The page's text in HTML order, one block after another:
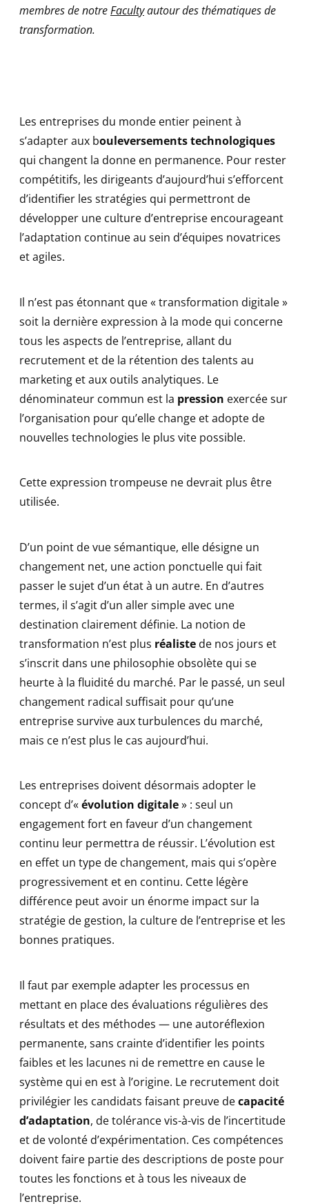
membres de notreFacultyautour des thématiques de
transformation.
Les entreprises du monde entier peinent à
s’adapter aux bouleversements technologiques
qui changent la donne en permanence. Pour rester
compétitifs, les dirigeants d’aujourd’hui s’efforcent
d’identifier les stratégies qui permettront de
développer une culture d’entreprise encourageant
l’adaptation continue au sein d’équipes novatrices
et agiles.
Il n’est pas étonnant que « transformation digitale »
soit la dernière expression à la mode qui concerne
tous les aspects de l’entreprise, allant du
recrutement et de la rétention des talents au
marketing et aux outils analytiques. Le
dénominateur commun est la pression exercée sur
l’organisation pour qu’elle change et adopte de
nouvelles technologies le plus vite possible.
Cette expression trompeuse ne devrait plus être
utilisée.
D’un point de vue sémantique, elle désigne un
changement net, une action ponctuelle qui fait
passer le sujet d’un état à un autre. En d’autres
termes, il s’agit d’un aller simple avec une
destination clairement définie. La notion de
transformation n’est plus réaliste de nos jours et
s’inscrit dans une philosophie obsolète qui se
heurte à la fluidité du marché. Par le passé, un seul
changement radical suffisait pour qu’une
entreprise survive aux turbulences du marché,
mais ce n’est plus le cas aujourd’hui.
Les entreprises doivent désormais adopter le
concept d’«évolution digitale» : seul un
engagement fort en faveur d’un changement
continu leur permettra de réussir. L’évolution est
en effet un type de changement, mais qui s’opère
progressivement et en continu. Cette légère
différence peut avoir un énorme impact sur la
stratégie de gestion, la culture de l’entreprise et les
bonnes pratiques.
Il faut par exemple adapter les processus en
mettant en place des évaluations régulières des
résultats et des méthodes — une autoréflexion
permanente, sans crainte d’identifier les points
faibles et les lacunes ni de remettre en cause le
système qui en est à l’origine. Le recrutement doit
privilégier les candidats faisant preuve decapacité
d’adaptation, de tolérance vis-à-vis de l’incertitude
et de volonté d’expérimentation. Ces compétences
doivent faire partie des descriptions de poste pour
toutes les fonctions et à tous les niveaux de
l’entreprise.